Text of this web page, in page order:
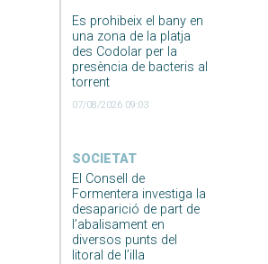
Es prohibeix el bany en
una zona de la platja
des Codolar per la
presència de bacteris al
torrent
07/08/2026 09:03
SOCIETAT
El Consell de
Formentera investiga la
desaparició de part de
l’abalisament en
diversos punts del
litoral de l’illa